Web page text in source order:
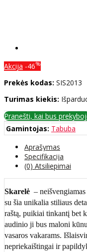
Akcija -46%
Prekės kodas: SIS2013
Turimas kiekis:
Pranešti, kai bus
Gamintojas: Tabuba
Aprašymas
Specifikacija
(0) Atsiliepimai
Skarelė –
su šia unikalia stiliaus
raštą, puikiai tinkantį bet
audinio ji bus maloni
vasaros vakarams.
nepriekaištingai ir